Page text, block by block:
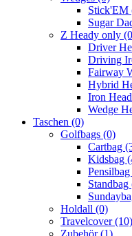
Stick'EM
Sugar
Z Heady only
Driver
Driving
Fairway
Hybrid
Iron
Wedge
Taschen (0)
Golfbags (0)
Cartbag
Kidsbag
Pensilbag
Standbag
Holdall (0)
Travelcover(10)